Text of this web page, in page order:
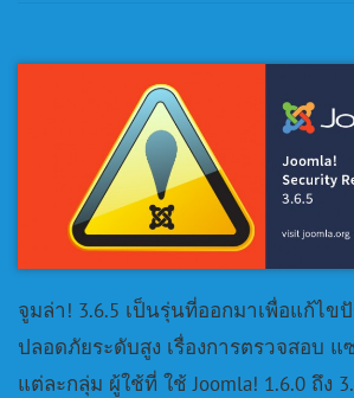
จูมล่า! 3.6.5 เป็นรุ่นที่ออกมาเพื่อแก้ไข
ปลอดภัยระดับสูง เรื่องการตรวจสอบ
แต่ละกลุ่ม ผู้ใช้ที่ ใช้ Joomla! 1.6.0 ถึง